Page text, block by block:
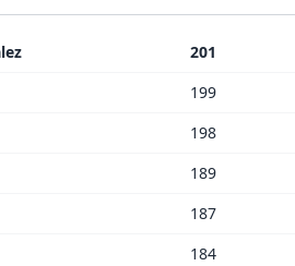
201
199
198
189
187
184